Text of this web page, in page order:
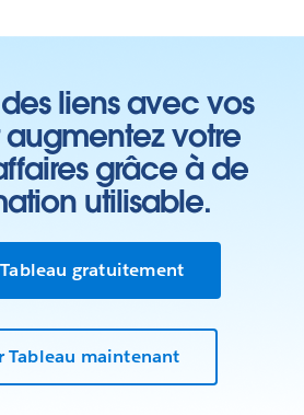
liens avec vos
votre
grâce à de
utilisable.
Tableau gratuitement
Tableau maintenant